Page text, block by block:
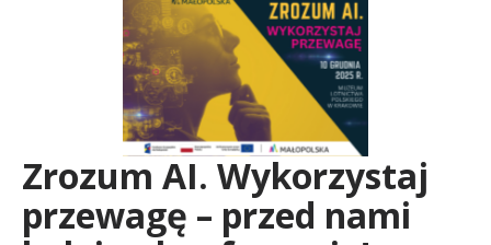
m
Zrozum AI. Wykorzystaj
przewagę – przed nami